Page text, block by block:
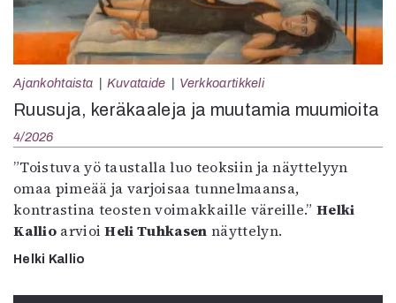
Ajankohtaista Kuvataide Verkkoartikkeli
Ruusuja, keräkaaleja ja muutamia muumioita
4/2026
”Toistuva yö taustalla luo teoksiin ja näyttelyyn
omaa pimeää ja varjoisaa tunnelmaansa,
kontrastina teosten voimakkaille väreille.”Helki
KallioarvioiHeli Tuhkasen näyttelyn.
Helki Kallio